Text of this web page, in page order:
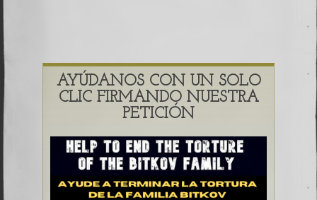
AYÚDANOS CON UN SOLO
CLIC FIRMANDO NUESTRA
PETICIÓN